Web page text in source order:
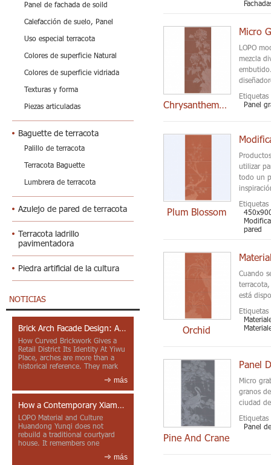
Panel de fachada de soild
Calefacción de suelo, Panel
Uso especial terracota
Colores de superficie Natural
Colores de superficie vidriada
Texturas y forma
Piezas articuladas
Baguette de terracota
Palillo de terracota
Terracota Baguette
Lumbrera de terracota
Azulejo de pared de terracota
Terracota ladrillo
pavimentadora
Piedra artificial de la cultura
NOTICIAS
Brick Arch Facade Design: A Closer Look at Yiwu Place
How Curved Brickwork Gives a
Retail District Its Identity At Yiwu
Place, arches are more than a
historical reference. They mark
más
How a Contemporary Xiamen Project Reframes Minnan Red Brick
LOPO Material and Culture
Huandong Yunqi does not
rebuild a traditional courtyard
house. It remembers one
más
Chrysanthemum
LOPO
mezcla
Panel
Plum Blossom
utilizar
todo un
pared
Orchid
Cuando
está
Pine And Crane
Micro
granos
ciudad
Panel